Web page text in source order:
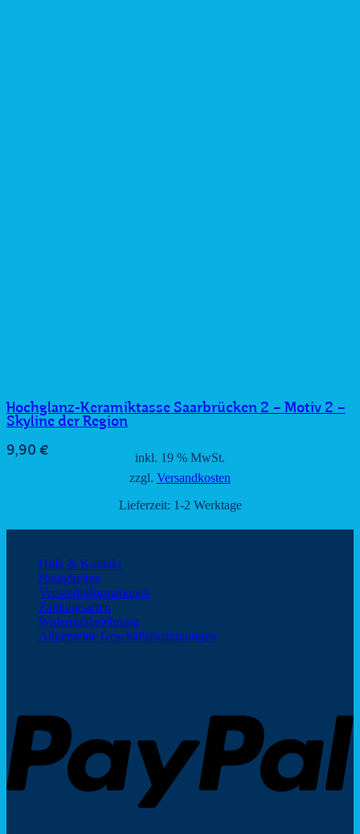
Hochglanz-Keramiktasse Saarbrücken 2 – Motiv 2 –
Skyline der Region
9,90 €
inkl. 19 % MwSt.
zzgl. Versandkosten
Lieferzeit: 1-2 Werktage
Hilfe & Kontakt
Neuigkeiten
Versandinformationen
Zahlungsarten
Widerrufsbelehrung
Allgemeine Geschäftsbedingungen